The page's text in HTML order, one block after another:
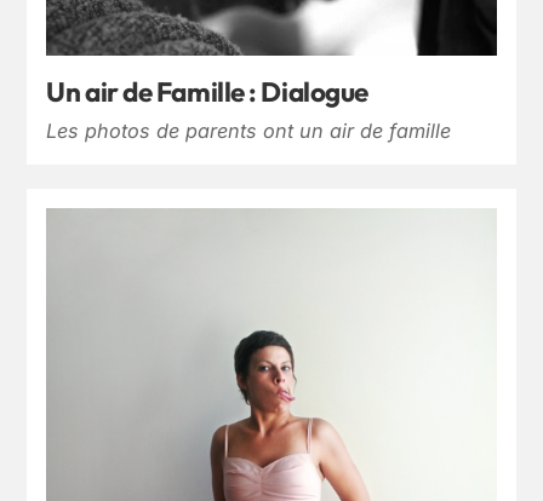
Un air de Famille : Dialogue
Les photos de parents ont un air de famille